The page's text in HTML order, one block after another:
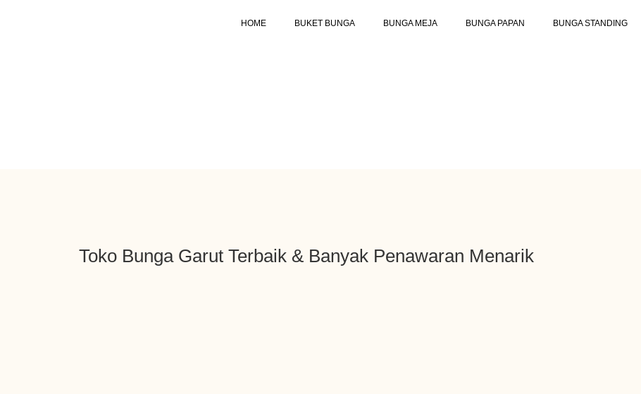
HOME BUKET BUNGA BUNGA MEJA BUNGA PAPAN BUNGA STANDING
Toko Bunga Garut Terbaik & Banyak Penawaran Menarik